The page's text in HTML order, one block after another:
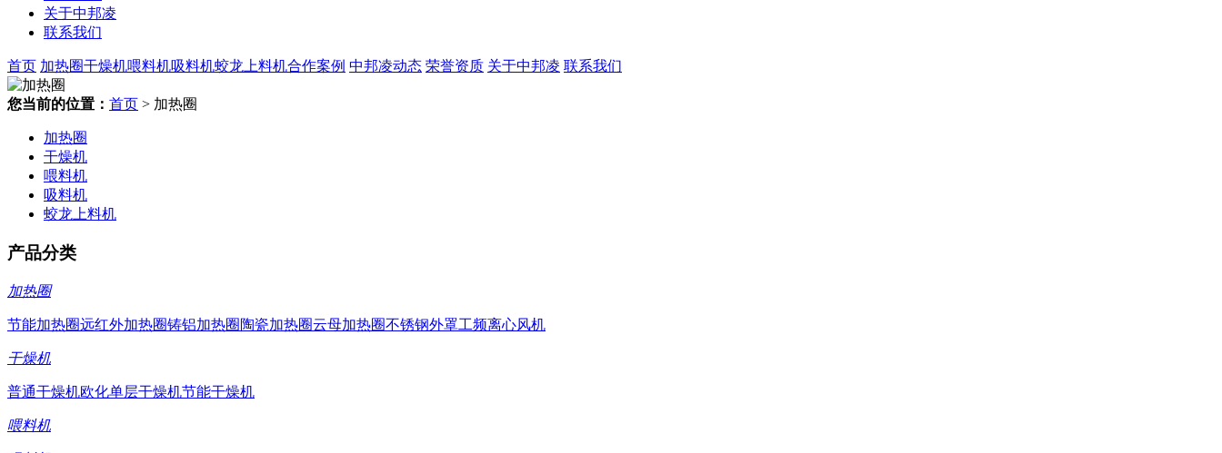
关于中邦凌
联系我们
首页 加热圈干燥机喂料机吸料机蛟龙上料机合作案例 中邦凌动态 荣誉资质 关于中邦凌 联系我们
您当前的位置： 首页 > 加热圈
加热圈
干燥机
喂料机
吸料机
蛟龙上料机
产品分类
加热圈
节能加热圈远红外加热圈铸铝加热圈 陶瓷加热圈云母加热圈不锈钢外罩工频离心风机
干燥机
普通干燥机欧化单层干燥机节能干燥机
喂料机